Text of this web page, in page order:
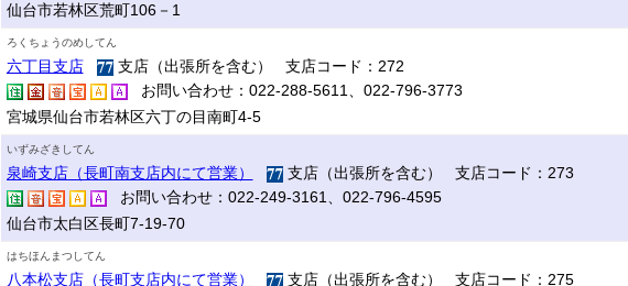
仙台市若林区荒町106－1
ろくちょうのめしてん
六丁目支店
支店（出張所を含む） 支店コード：272
お問い合わせ：022-288-5611、022-796-3773
宮城県仙台市若林区六丁の目南町4-5
いずみざきしてん
泉崎支店（長町南支店内にて営業）
支店（出張所を含む） 支店コード：273
お問い合わせ：022-249-3161、022-796-4595
仙台市太白区長町7-19-70
はちほんまつしてん
八本松支店（長町支店内にて営業）
支店（出張所を含む） 支店コード：275